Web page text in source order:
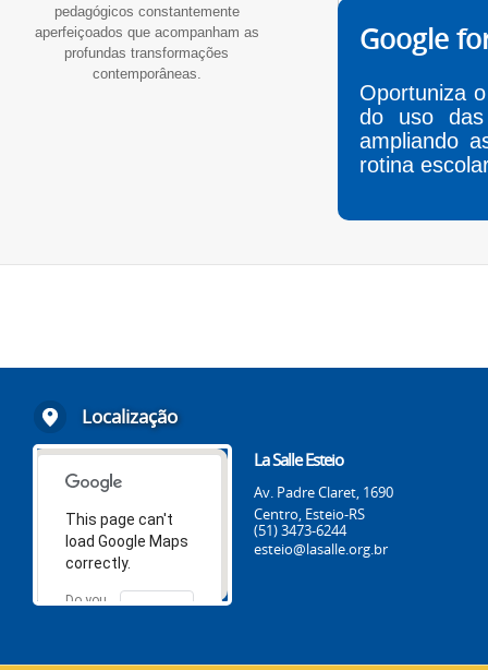
pedagógicos constantemente
aperfeiçoados que acompanham as
profundas transformações
contemporâneas.
Google
Oportuniza
do uso das
ampliando
rotina
Localização
This page can't
load Google Maps
correctly.
Do you
OK
La Salle Esteio
Av. Padre Claret, 1690
Centro, Esteio-RS
(51) 3473-6244
esteio@lasalle.org.br